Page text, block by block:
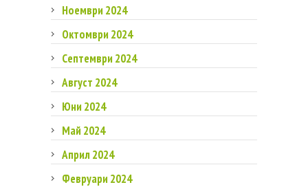
Ноември 2024
Октомври 2024
Септември 2024
Август 2024
Юни 2024
Май 2024
Април 2024
Февруари 2024